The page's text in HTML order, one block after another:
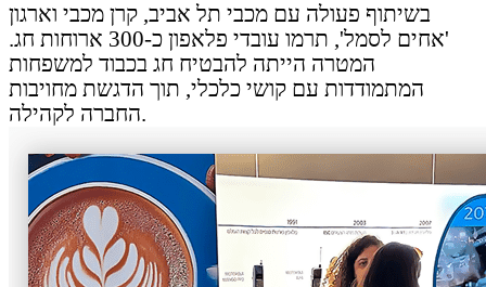
בשיתוף פעולה עם מכבי תל אביב, קרן מכבי וארגון
'אחים לסמל', תרמו עובדי פלאפון כ-300 ארוחות חג.
המטרה הייתה להבטיח חג בכבוד למשפחות
המתמודדות עם קושי כלכלי, תוך הדגשת מחויבות
החברה לקהילה.